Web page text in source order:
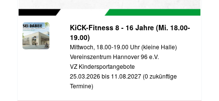
KiCK-Fitness 8 - 16 Jahre (Mi. 18.00-
19.00)
Mittwoch, 18.00-19.00 Uhr (kleine Halle)
Vereinszentrum Hannover 96 e.V.
VZ Kindersportangebote
25.03.2026 bis 11.08.2027 (0 zukünftige
Termine)